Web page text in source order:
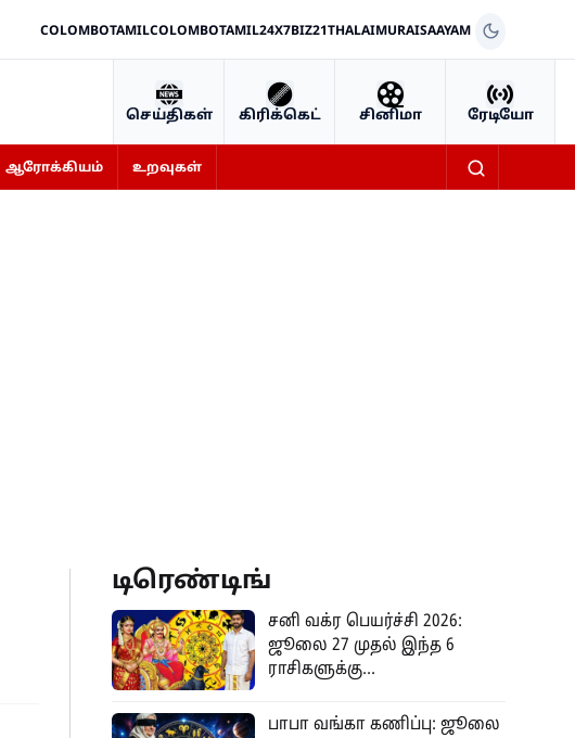
COLOMBOTAMILCOLOMBOTAMIL24X7BIZ21THALAIMURAISAAYAM
செய்திகள் கிரிக்கெட் சினிமா ரேடியோ
ஆரோக்கியம் உறவுகள்
டிரெண்டிங்
சனி வக்ர பெயர்ச்சி 2026:
ஜூலை 27 முதல் இந்த 6
ராசிகளுக்கு...
பாபா வங்கா கணிப்பு: ஜூலை